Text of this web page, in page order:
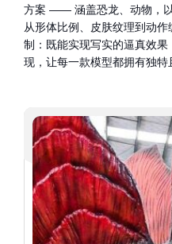
方案 —— 涵盖恐龙、动物，以
从形体比例、皮肤纹理到动
制：既能实现写实的逼真效
现，让每一款模型都拥有独特